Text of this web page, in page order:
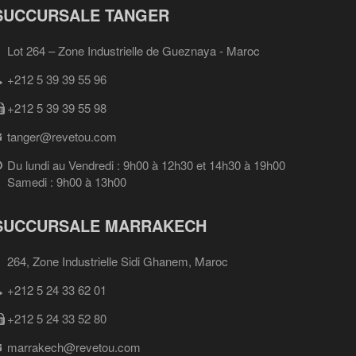
TANGER
Lot 264 – Zone Industrielle de Gueznaya - Maroc
+212 5 39 39 55 96
+212 5 39 39 55 98
tanger@revetou.com
Du lundi au Vendredi : 9h00 à 12h30 et 14h30 à 19h00
Samedi : 9h00 à 13h00
MARRAKECH
264, Zone Industrielle Sidi Ghanem, Maroc
+212 5 24 33 62 01
+212 5 24 33 52 80
marrakech@revetou.com